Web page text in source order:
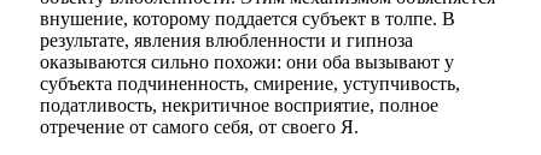
внушение, которому поддается субъект в толпе. В
результате, явления влюбленности и гипноза
оказываются сильно похожи: они оба вызывают у
субъекта подчиненность, смирение, уступчивость,
податливость, некритичное восприятие, полное
отречение от самого себя, от своего Я.